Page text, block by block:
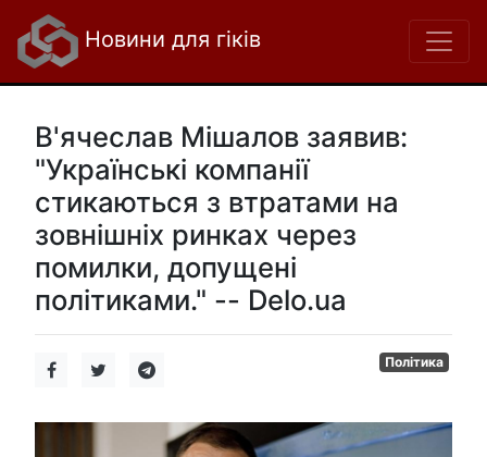
Новини для гіків
В'ячеслав Мішалов заявив:
"Українські компанії
стикаються з втратами на
зовнішніх ринках через
помилки, допущені
політиками." -- Delo.ua
Політика